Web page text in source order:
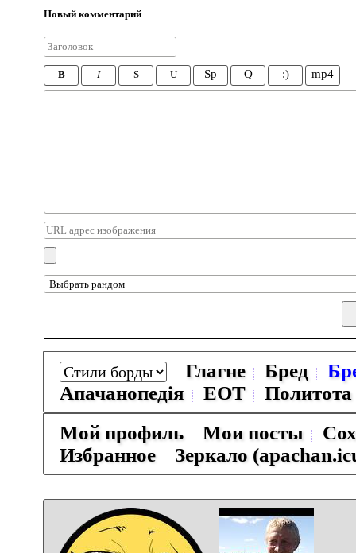
Новый комментарий
B I S U Sp Q :) mp4
Глагне Бред
Апачанопедiя
ЕОТ
Политота
Мой профиль
Мои посты
Избранное
Зеркало